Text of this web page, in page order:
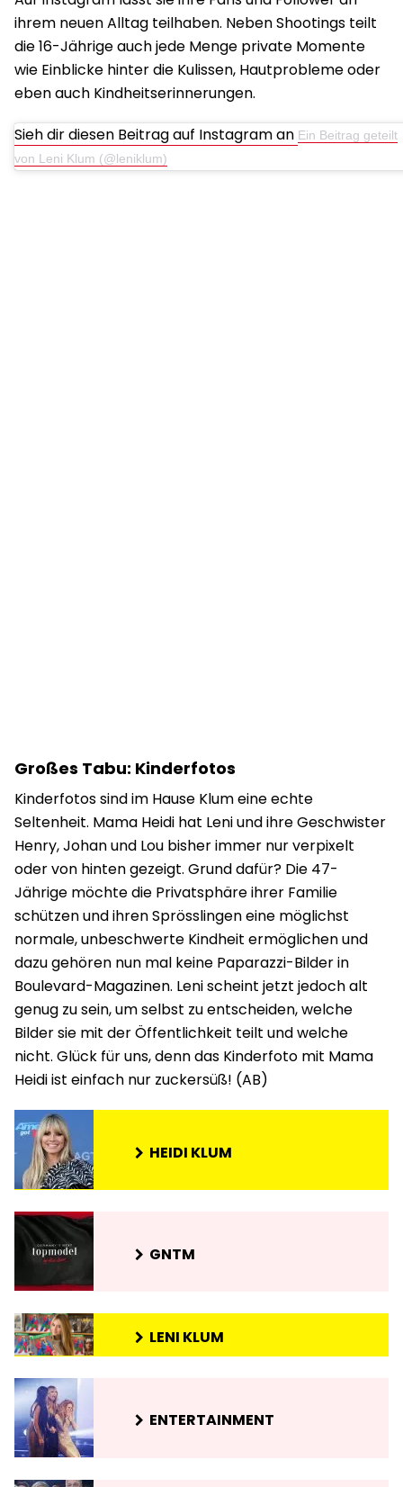
ihrem neuen Alltag teilhaben. Neben Shootings teilt
die 16-Jährige auch jede Menge private Momente
wie Einblicke hinter die Kulissen, Hautprobleme oder
eben auch Kindheitserinnerungen.
Sieh dir diesen Beitrag auf Instagram an Ein Beitrag geteilt
von Leni Klum (@leniklum)
Großes Tabu: Kinderfotos
Kinderfotos sind im Hause Klum eine echte
Seltenheit. Mama Heidi hat Leni und ihre Geschwister
Henry, Johan und Lou bisher immer nur verpixelt
oder von hinten gezeigt. Grund dafür? Die 47-
Jährige möchte die Privatsphäre ihrer Familie
schützen und ihren Sprösslingen eine möglichst
normale, unbeschwerte Kindheit ermöglichen und
dazu gehören nun mal keine Paparazzi-Bilder in
Boulevard-Magazinen. Leni scheint jetzt jedoch alt
genug zu sein, um selbst zu entscheiden, welche
Bilder sie mit der Öffentlichkeit teilt und welche
nicht. Glück für uns, denn das Kinderfoto mit Mama
Heidi ist einfach nur zuckersüß! (AB)
HEIDI KLUM
GNTM
LENI KLUM
ENTERTAINMENT